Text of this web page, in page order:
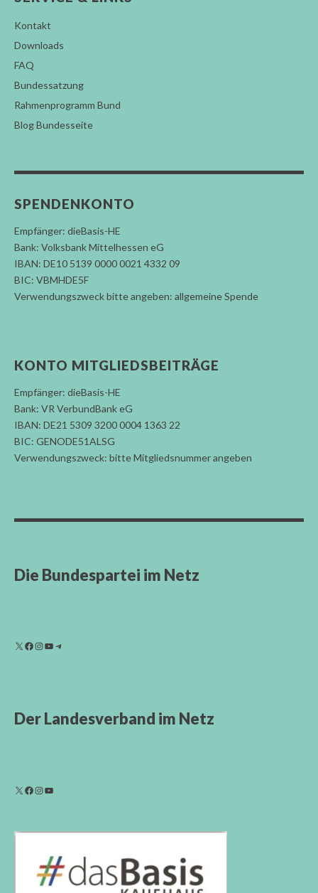
Kontakt
Downloads
FAQ
Bundessatzung
Rahmenprogramm Bund
Blog Bundesseite
SPENDENKONTO
Empfänger: dieBasis-HE
Bank: Volksbank Mittelhessen eG
IBAN: DE10 5139 0000 0021 4332 09
BIC: VBMHDE5F
Verwendungszweck bitte angeben: allgemeine Spende
KONTO MITGLIEDSBEITRÄGE
Empfänger: dieBasis-HE
Bank: VR VerbundBank eG
IBAN: DE21 5309 3200 0004 1363 22
BIC: GENODE51ALSG
Verwendungszweck: bitte Mitgliedsnummer angeben
Die Bundespartei im Netz
Der Landesverband im Netz